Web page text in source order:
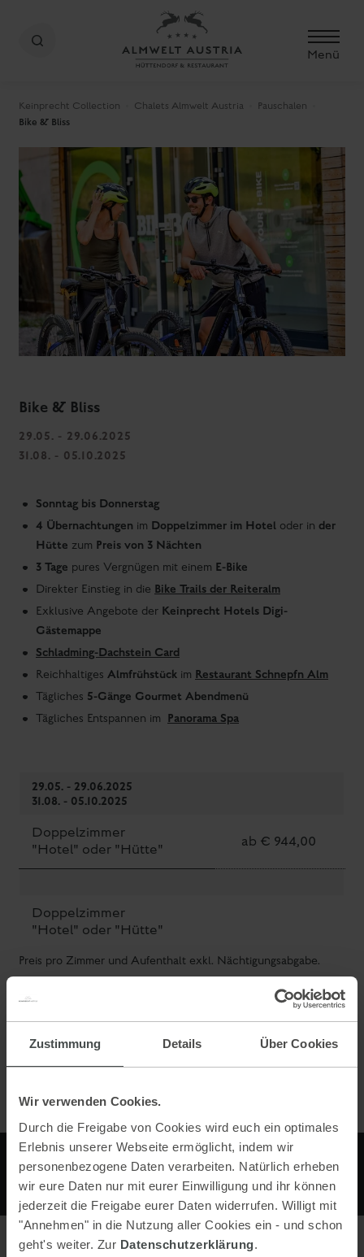
Zustimmung Details Über Cookies
Wir verwenden Cookies.
Durch die Freigabe von Cookies wird euch ein optimales
Erlebnis unserer Webseite ermöglicht, indem wir
personenbezogene Daten verarbeiten. Natürlich erheben
wir eure Daten nur mit eurer Einwilligung und ihr können
jederzeit die Freigabe eurer Daten widerrufen. Willigt mit
"Annehmen" in die Nutzung aller Cookies ein - und schon
geht's weiter. Zur Datenschutzerklärung.
Menü
Keinprecht Collection Chalets Almwelt Austria Pauschalen
Bike & Bliss
Bike & Bliss
29.05. - 29.06.2025
31.08. - 05.10.2025
Sonntag bis Donnerstag
4 Übernachtungen im Doppelzimmer im Hotel oder in der
Hütte zum Preis von 3 Nächten
3 Tage pures Vergnügen mit einem E-Bike
Direkter Einstieg in die Bike Trails der Reiteralm
Exklusive Angebote der Keinprecht Hotels Digi-
Gästemappe
Schladming-Dachstein Card
Reichhaltiges Almfrühstück im Restaurant Schnepfn Alm
Tägliches 5-Gänge Gourmet Abendmenü
Tägliches Entspannen im Panorama Spa
29.05. - 29.06.2025
31.08. - 05.10.2025
Doppelzimmer
"Hotel" oder "Hütte"
ab € 944,00
Doppelzimmer
"Hotel" oder "Hütte"
Preis pro Zimmer und Aufenthalt exkl. Nächtigungsabgabe.
Verfügbarkeit prüfen Online buchen